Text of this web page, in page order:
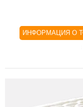
ИНФОРМАЦИЯ О